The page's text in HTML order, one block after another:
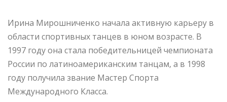
Ирина Мирошниченко начала активную карьеру в
области спортивных танцев в юном возрасте. В
1997 году она стала победительницей чемпионата
России по латиноамериканским танцам, а в 1998
году получила звание Мастер Спорта
Международного Класса.